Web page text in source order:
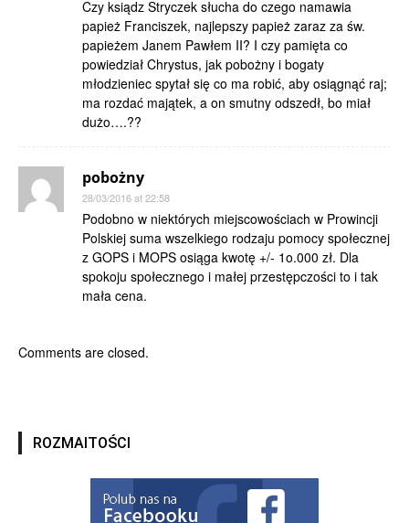
Czy ksiądz Stryczek słucha do czego namawia
papież Franciszek, najlepszy papież zaraz za św.
papieżem Janem Pawłem II? I czy pamięta co
powiedział Chrystus, jak pobożny i bogaty
młodzieniec spytał się co ma robić, aby osiągnąć raj;
ma rozdać majątek, a on smutny odszedł, bo miał
dużo….??
pobożny
28/03/2016 at 22:58
Podobno w niektórych miejscowościach w Prowincji
Polskiej suma wszelkiego rodzaju pomocy społecznej
z GOPS i MOPS osiąga kwotę +/- 1o.000 zł. Dla
spokoju społecznego i małej przestępczości to i tak
mała cena.
Comments are closed.
ROZMAITOŚCI